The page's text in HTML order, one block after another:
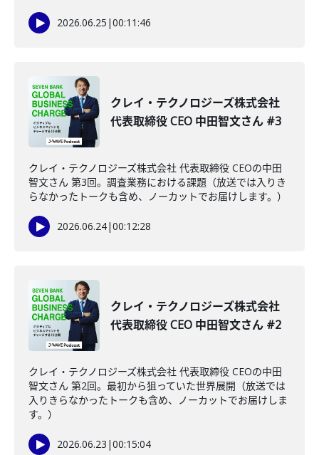
2026.06.25 |00:11:46
クレイ・テクノロジーズ株式会社
代表取締役 CEO 中田智文さん #3
クレイ・テクノロジーズ株式会社 代表取締役 CEOの中田
智文さん 第3回。調査業務における課題（放送では入りき
らなかったトークも含め、ノーカットでお届けします。）
2026.06.24|00:12:28
クレイ・テクノロジーズ株式会社
代表取締役 CEO 中田智文さん #2
クレイ・テクノロジーズ株式会社 代表取締役 CEOの中田
智文さん 第2回。最初から狙っていた世界展開（放送では
入りきらなかったトークも含め、ノーカットでお届けしま
す。）
2026.06.23 |00:15:04